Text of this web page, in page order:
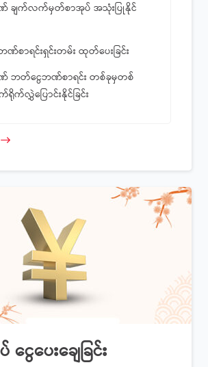
ချက်လက်မှတ်စာအုပ် အသုံးပြုနိုင်
စာရင်းရှင်းတမ်း ထုတ်ပေးခြင်း
ဘတ်ငွေဘဏ်စာရင်း တစ်ခုမှတစ်
က်လွှဲပြောင်းနိုင်ခြင်း
ေပေးချေခြင်း